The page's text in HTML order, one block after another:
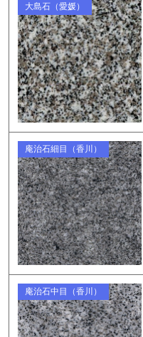
大島石（愛媛）
庵治石細目（香川）
庵治石中目（香川）